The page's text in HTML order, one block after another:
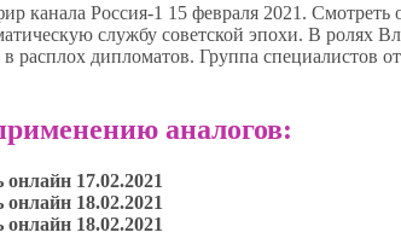
канала Россия-1 15 февраля 2021.
службу советской эпохи. В ролях
расплох дипломатов. Группа специалистов
аналогов:
17.02.2021
18.02.2021
18.02.2021